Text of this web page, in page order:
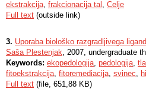
ekstrakcija, frakcionacija tal , Celje
Full text (outside link)
3. Uporaba biološko razgradljivega
Saša Plestenjak, 2007, undergraduate
Keywords: ekopedologija, pedologija, tla
fitoekstrakcija, fitoremediacija, svinec,
Full text (file, 651,88 KB)